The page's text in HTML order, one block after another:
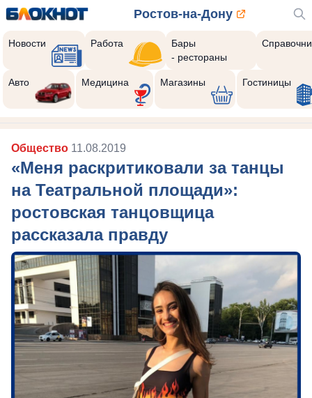
Ростов-на-Дону
Новости Работа
Бары
- рестораны
Авто Медицина Магазины Гостиницы
Общество 11.08.2019
«Меня раскритиковали за танцы
на Театральной площади»:
ростовская танцовщица
рассказала правду